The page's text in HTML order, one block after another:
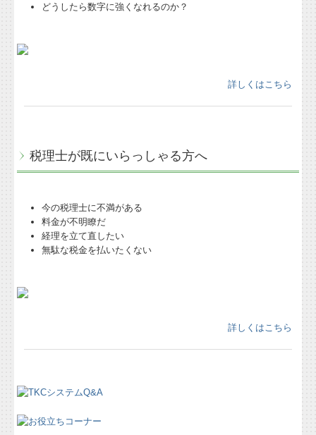
どうしたら数字に強くなれるのか？
詳しくはこちら
税理士が既にいらっしゃる方へ
今の税理士に不満がある
料金が不明瞭だ
経理を立て直したい
無駄な税金を払いたくない
詳しくはこちら